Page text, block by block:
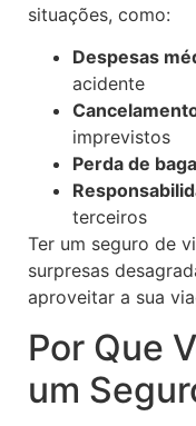
situações, como:
Despesas
acidente
imprevistos
Perda de
terceiros
Ter um seguro de
surpresas
aproveitar a sua
Por Que
um